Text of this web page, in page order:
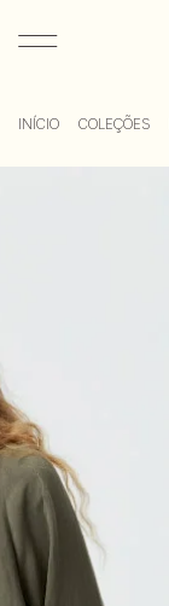
INÍCIO COLEÇÕES